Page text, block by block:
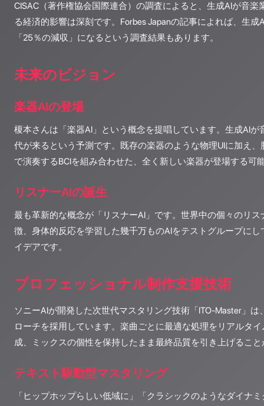
CISAC（著作権協会国際連合）の調査によると、生成AIが音楽
る経済的影響は深刻です。Forbes Japanの記事によれば、生成
「25％の減収」になるという調査結果もあります。
未来のビジョン
楽器AIの登場
榎本さんは「楽器AI」という概念を提唱しています。生成AIが
代が来るという予測です。既存の楽器のような物理UIに加え
で演奏するBCIを組み合わせた、全く新しい楽器が登場する可
リスナーAIの誕生
最も革新的な概念が「リスナーAI」です。世界中の個々のリ
徴、身体的反応を学習した幾千万ものAIをテストグループに
イデアです。
プロフェッショナル制作支援技術
ソニーAIが開発した次世代マスタリング技術「ITO-Master」
ローチを採用しています。楽曲ごとに最適な処理をリアルタ
成、ミックスの個性を保持したまま最終品質を引き上げるこ
テキスト駆動型マスタリング
「ヒップホップらしい低域に」「クラシックのようなダイナ